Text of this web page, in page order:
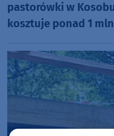
pastorówki w
kosztuje ponad 1 mln